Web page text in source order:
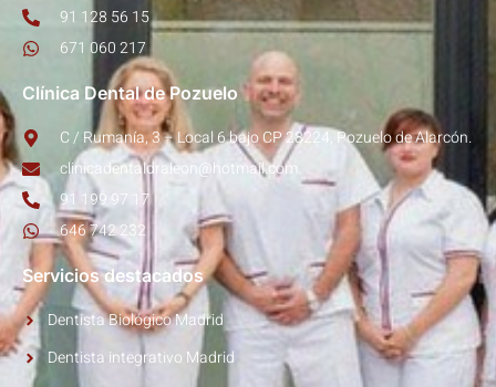
91 128 56 15
671 060 217
Clínica Dental de Pozuelo
C / Rumanía, 3 – Local 6 bajo CP 28224, Pozuelo de Alarcón.
clinicadentaldraleon@hotmail.com
91 199 97 17
646 742 232
Servicios destacados
Dentista Biológico Madrid
Dentista integrativo Madrid